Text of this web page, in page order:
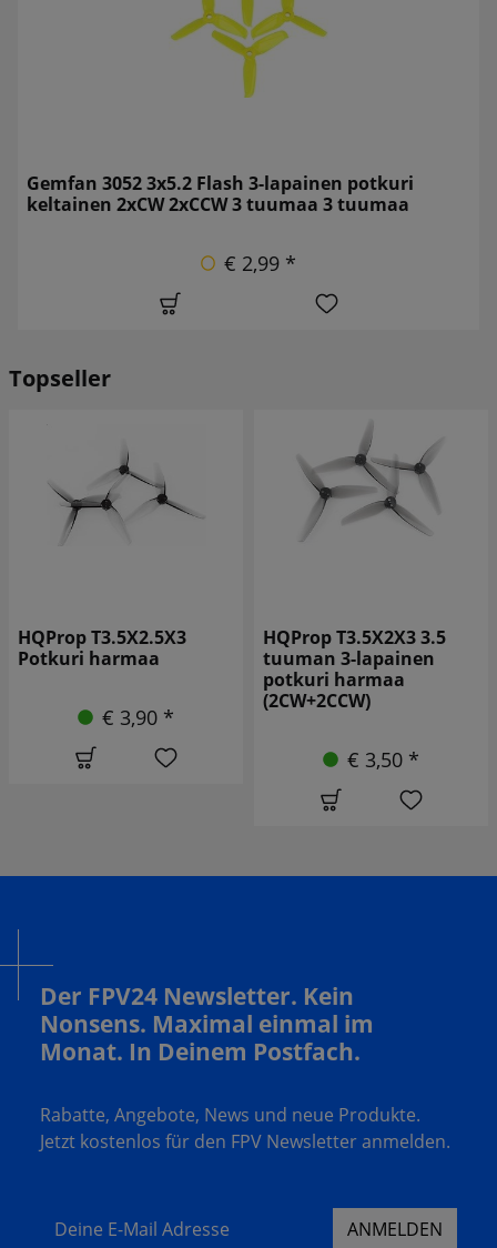
Gemfan 3052 3x5.2 Flash 3-lapainen potkuri
keltainen 2xCW 2xCCW 3 tuumaa 3 tuumaa
€ 2,99 *
Topseller
HQProp T3.5X2.5X3
Potkuri harmaa
€ 3,90 *
HQProp T3.5X2X3 3.5
tuuman 3-lapainen
potkuri harmaa
(2CW+2CCW)
€ 3,50 *
Der FPV24 Newsletter. Kein
Nonsens. Maximal einmal im
Monat. In Deinem Postfach.
Rabatte, Angebote, News und neue Produkte.
Jetzt kostenlos für den FPV Newsletter anmelden.
Deine E-Mail Adresse ANMELDEN